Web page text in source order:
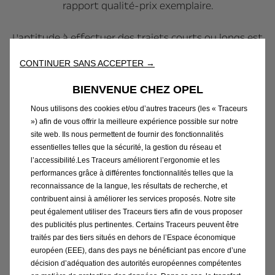
rapport qualité-prix exemplaire.
L'aptitude à effectuer des trajets courts ou longs est
l'avant, le conducteur et le passager avant peuvent,
s'ils le souhaitent, s'asseoir sur le nouveau siège
la pression sur le coccyx. Le coffre peut contenir 460
litres de bagages, voire jusqu'à 1 600 litres lorsque les
sièges sont rabattus. Le conducteur et les passagers
disposent d'un poste de pilotage doté d'un nouveau
volant et de deux écrans larges de 10 pouces (en
option). En outre, le Frontera offre de nombreuses
fonctionnalités pratiques, dont la station
Smartphone. Flexible, clair et moderne dans son
design et avec de nombreuses solutions pratiques, le
nouvel Opel Frontera est un SUV abordable et adapté
CONTINUER SANS ACCEPTER →
BIENVENUE CHEZ OPEL
Nous utilisons des cookies et/ou d’autres traceurs (les « Traceurs
») afin de vous offrir la meilleure expérience possible sur notre
site web. Ils nous permettent de fournir des fonctionnalités
essentielles telles que la sécurité, la gestion du réseau et
l’accessibilité.Les Traceurs améliorent l’ergonomie et les
performances grâce à différentes fonctionnalités telles que la
reconnaissance de la langue, les résultats de recherche, et
contribuent ainsi à améliorer les services proposés. Notre site
peut également utiliser des Traceurs tiers afin de vous proposer
des publicités plus pertinentes. Certains Traceurs peuvent être
traités par des tiers situés en dehors de l’Espace économique
européen (EEE), dans des pays ne bénéficiant pas encore d’une
décision d’adéquation des autorités européennes compétentes